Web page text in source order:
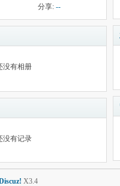
分享: --
没有相册
没有记录
X3.4